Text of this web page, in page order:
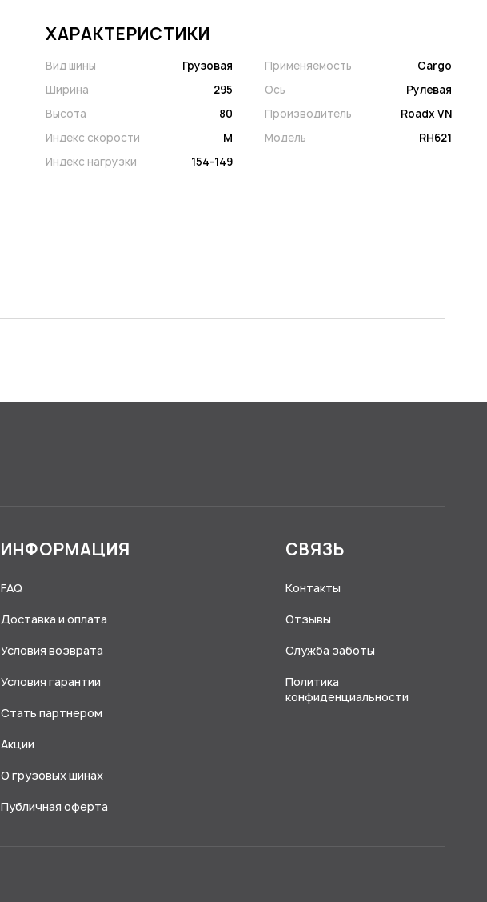
ХАРАКТЕРИСТИКИ
Вид шины
Грузовая
Ширина
295
Высота
80
Индекс скорости
M
Индекс нагрузки
154-149
Применяемость
Cargo
Ось
Рулевая
Производитель
Roadx VN
Модель
RH621
ИНФОРМАЦИЯ
FAQ
Доставка и оплата
Условия возврата
Условия гарантии
Стать партнером
Акции
О грузовых шинах
Публичная оферта
СВЯЗЬ
Контакты
Отзывы
Служба заботы
Политика
конфиденциальности